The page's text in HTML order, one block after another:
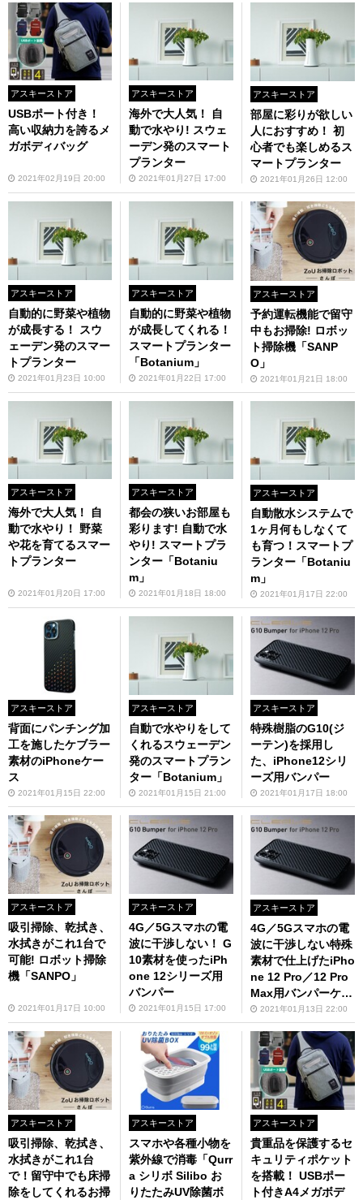
アスキーストア
USBポート付き！
高い収納力を誇るメ
ガボディバッグ
2021年02月19日 20:00
アスキーストア
海外で大人気！ 自
動で水やり! スウェ
ーデン発のスマート
プランター
2021年01月27日 17:00
アスキーストア
部屋に彩りが欲しい
人におすすめ！ 初
心者でも楽しめるス
マートプランター
2021年01月26日 12:00
アスキーストア
自動的に野菜や植物
が成長する！ スウ
ェーデン発のスマー
トプランター
2021年01月23日 10:00
アスキーストア
自動的に野菜や植物
が成長してくれる！
スマートプランター
「Botanium」
2021年01月22日 17:00
アスキーストア
予約運転機能で留守
中もお掃除! ロボッ
ト掃除機「SANP
O」
2021年01月21日 18:00
アスキーストア
海外で大人気！ 自
動で水やり！ 野菜
や花を育てるスマー
トプランター
2021年01月20日 17:00
アスキーストア
都会の狭いお部屋も
彩ります! 自動で水
やり! スマートプラ
ンター「Botaniu
m」
2021年01月18日 18:00
アスキーストア
自動散水システムで
1ヶ月何もしなくて
も育つ！スマートプ
ランター「Botaniu
m」
2021年01月17日 22:00
アスキーストア
背面にパンチング加
工を施したケブラー
素材のiPhoneケー
ス
2021年01月15日 22:00
アスキーストア
自動で水やりをして
くれるスウェーデン
発のスマートプラン
ター「Botanium」
2021年01月15日 21:00
アスキーストア
特殊樹脂のG10(ジ
ーテン)を採用し
た、iPhone12シリ
ーズ用バンパー
2021年01月17日 18:00
アスキーストア
吸引掃除、乾拭き、
水拭きがこれ1台で
可能! ロボット掃除
機「SANPO」
2021年01月17日 10:00
アスキーストア
4G／5Gスマホの電
波に干渉しない！ G
10素材を使ったiPh
one 12シリーズ用
バンパー
2021年01月15日 17:00
アスキーストア
4G／5Gスマホの電
波に干渉しない特殊
素材で仕上げたiPho
ne 12 Pro／12 Pro
Max用バンパーケー
ス2021年01月13日 22:00
アスキーストア
吸引掃除、乾拭き、
水拭きがこれ1台
で！留守中でも床掃
除をしてくれるお掃
アスキーストア
スマホや各種小物を
紫外線で消毒「Qurr
a シリボ Silibo お
りたたみUV除菌ボ
アスキーストア
貴重品を保護するセ
キュリティポケット
を搭載！ USBポー
ト付きA4メガボデ